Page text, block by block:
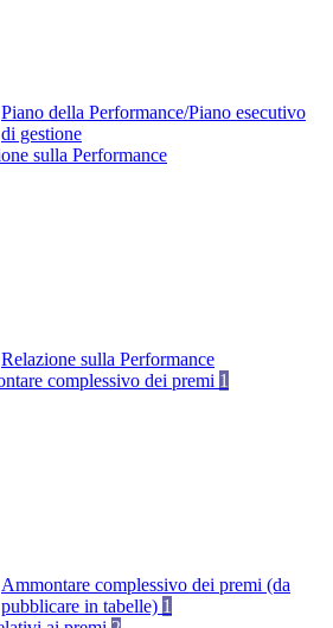
Piano della Performance/Piano esecutivo
di gestione
sulla Performance
Relazione sulla Performance
complessivo dei premi 1
Ammontare complessivo dei premi (da
pubblicare in tabelle) 1